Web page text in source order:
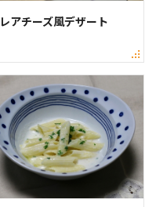
レアチーズ風デザート